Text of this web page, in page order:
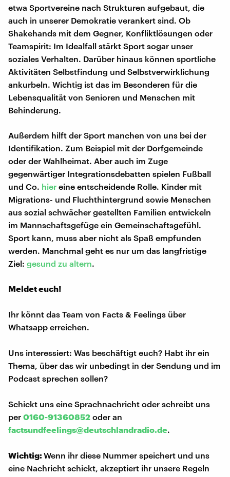
etwa Sportvereine nach Strukturen aufgebaut, die
auch in unserer Demokratie verankert sind. Ob
Shakehands mit dem Gegner, Konfliktlösungen oder
Teamspirit: Im Idealfall stärkt Sport sogar unser
soziales Verhalten. Darüber hinaus können sportliche
Aktivitäten Selbstfindung und Selbstverwirklichung
ankurbeln. Wichtig ist das im Besonderen für die
Lebensqualität von Senioren und Menschen mit
Behinderung.
Außerdem hilft der Sport manchen von uns bei der
Identifikation. Zum Beispiel mit der Dorfgemeinde
oder der Wahlheimat. Aber auch im Zuge
gegenwärtiger Integrationsdebatten spielen Fußball
und Co. hier eine entscheidende Rolle. Kinder mit
Migrations- und Fluchthintergrund sowie Menschen
aus sozial schwächer gestellten Familien entwickeln
im Mannschaftsgefüge ein Gemeinschaftsgefühl.
Sport kann, muss aber nicht als Spaß empfunden
werden. Manchmal geht es nur um das langfristige
Ziel: gesund zu altern.
Meldet euch!
Ihr könnt das Team von Facts & Feelings über
Whatsapp erreichen.
Uns interessiert: Was beschäftigt euch? Habt ihr ein
Thema, über das wir unbedingt in der Sendung und im
Podcast sprechen sollen?
Schickt uns eine Sprachnachricht oder schreibt uns
per 0160-91360852 oder an
factsundfeelings@deutschlandradio.de.
Wichtig:Wenn ihr diese Nummer speichert und uns
eine Nachricht schickt, akzeptiert ihr unsere Regeln